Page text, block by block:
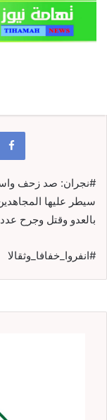
#نجران: صد زحف
سيطر عليها
بالعدو وقتل وجرح
#انفروا_خفافا_وثقالا